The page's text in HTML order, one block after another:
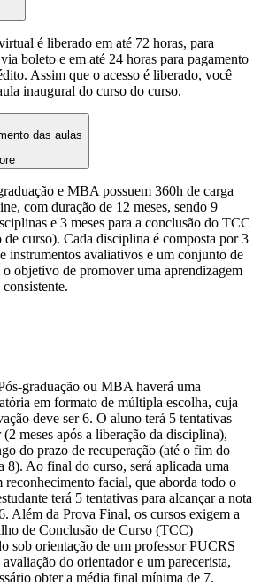
é liberado em até 72 horas, para
boleto e em até 24 horas para pagamento
Assim que o acesso é liberado, você
inaugural do curso do curso.
das aulas
e MBA possuem 360h de carga
com duração de 12 meses, sendo 9
e 3 meses para a conclusão do TCC
curso). Cada disciplina é composta por 3
instrumentos avaliativos e um conjunto de
objetivo de promover uma aprendizagem
graduação ou MBA haverá uma
em formato de múltipla escolha, cuja
deve ser 6. O aluno terá 5 tentativas
meses após a liberação da disciplina),
do prazo de recuperação (até o fim do
8). Ao final do curso, será aplicada uma
reconhecimento facial, que aborda todo o
terá 5 tentativas para alcançar a nota
Além da Prova Final, os cursos exigem a
de Conclusão de Curso (TCC)
sob orientação de um professor PUCRS
do orientador e um parecerista,
obter a média final mínima de 7.